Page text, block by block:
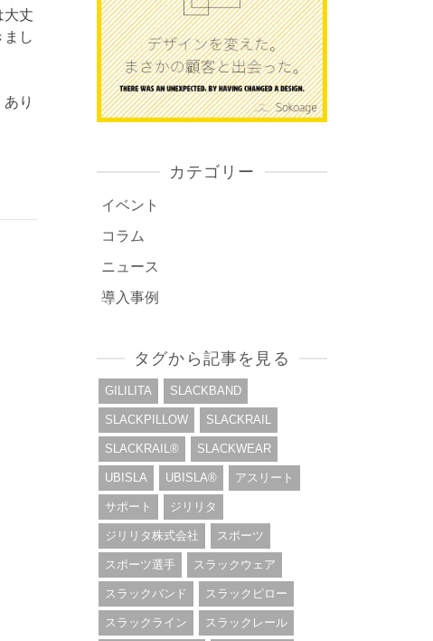
大丈
し
り
カテゴリー
イベント
コラム
ニュース
導入事例
タグから記事を見る
GILILITA SLACKBAND
SLACKPILLOW SLACKRAIL
SLACKRAIL®︎ SLACKWEAR
UBISLA UBISLA®︎ アスリート
サポート ジリリタ
ジリリタ株式会社 スポーツ
スポーツ選手 スラックウェア
スラックバンド スラックピロー
スラックライン スラックレール